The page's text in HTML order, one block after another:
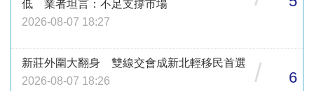
低 業者坦言：不足支撐市場
2026-08-07 18:27
新莊外圍大翻身 雙線交會成新北輕移民首選
2026-08-07 18:26
/ 6